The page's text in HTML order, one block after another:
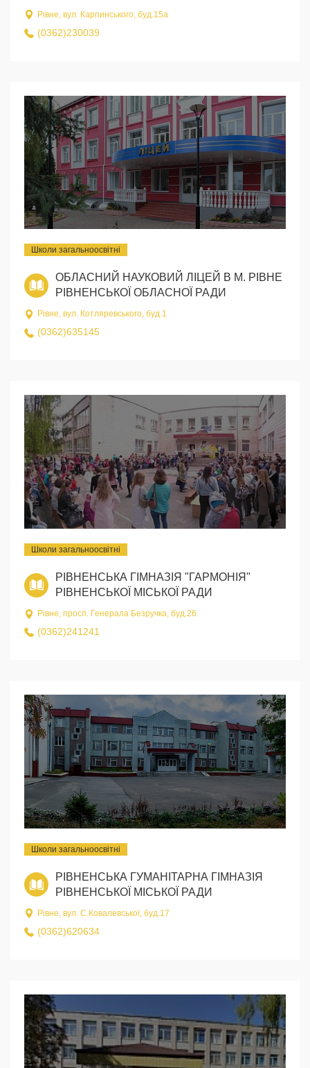
Рівне, вул. Карпинського, буд.15а
(0362)230039
Школи загальноосвітні
ОБЛАСНИЙ НАУКОВИЙ ЛІЦЕЙ В М. РІВНЕ
РІВНЕНСЬКОЇ ОБЛАСНОЇ РАДИ
Рівне, вул. Котляревського, буд.1
(0362)635145
Школи загальноосвітні
РІВНЕНСЬКА ГІМНАЗІЯ "ГАРМОНІЯ"
РІВНЕНСЬКОЇ МІСЬКОЇ РАДИ
Рівне, просп. Генерала Безручка, буд.26
(0362)241241
Школи загальноосвітні
РІВНЕНСЬКА ГУМАНІТАРНА ГІМНАЗІЯ
РІВНЕНСЬКОЇ МІСЬКОЇ РАДИ
Рівне, вул. С.Ковалевської, буд.17
(0362)620634